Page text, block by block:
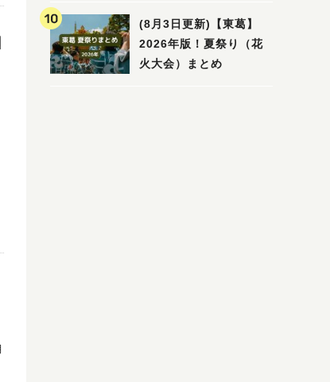
(8月3日更新)【東葛】
2026年版！夏祭り（花
火大会）まとめ